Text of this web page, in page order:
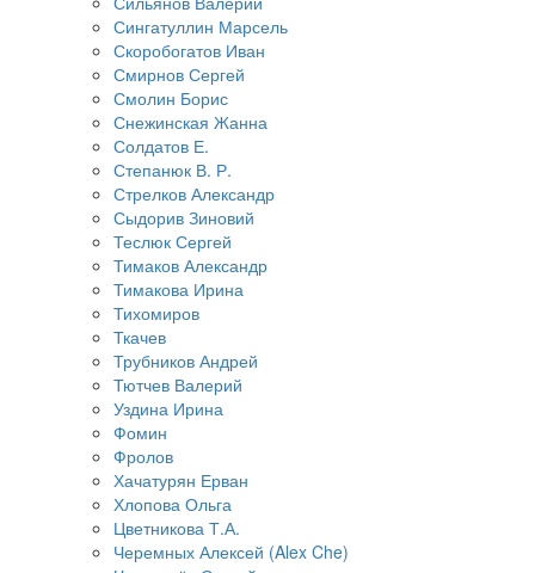
Сингатуллин Марсель
Скоробогатов Иван
Смирнов Сергей
Смолин Борис
Снежинская Жанна
Солдатов Е.
Степанюк В. Р.
Стрелков Александр
Сыдорив Зиновий
Теслюк Сергей
Тимаков Александр
Тимакова Ирина
Тихомиров
Ткачев
Трубников Андрей
Тютчев Валерий
Уздина Ирина
Фомин
Фролов
Хачатурян Ерван
Хлопова Ольга
Цветникова Т.А.
Черемных Алексей (Alex Che)